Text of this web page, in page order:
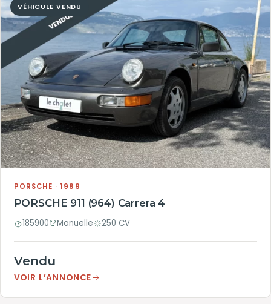
VÉHICULE VENDU
PORSCHE · 1989
PORSCHE 911 (964) Carrera 4
185900 Manuelle 250 CV
Vendu
VOIR L’ANNONCE